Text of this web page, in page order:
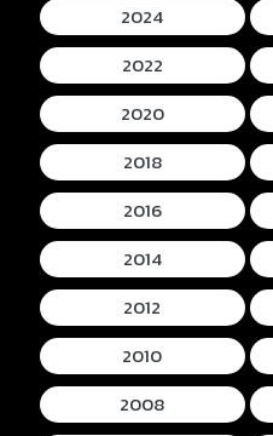
2024
2022
2020
2018
2016
2014
2012
2010
2008